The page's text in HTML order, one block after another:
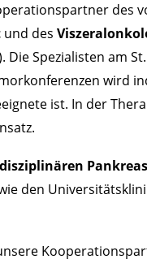
des
und des
Spezialisten am
wird
ist. In der
den